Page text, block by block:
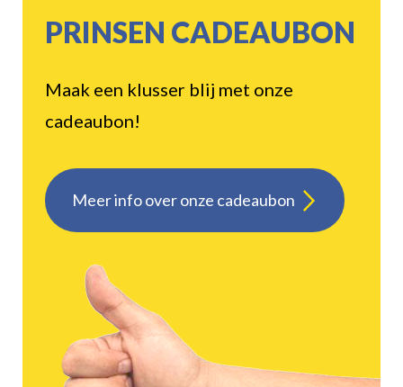
PRINSEN CADEAUBON
Maak een klusser blij met onze
cadeaubon!
Meer info over onze cadeaubon